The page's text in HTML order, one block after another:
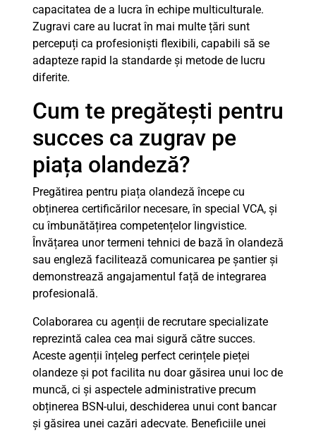
capacitatea de a lucra în echipe multiculturale.
Zugravi care au lucrat în mai multe țări sunt
percepuți ca profesioniști flexibili, capabili să se
adapteze rapid la standarde și metode de lucru
diferite.
Cum te pregătești pentru
succes ca zugrav pe
piața olandeză?
Pregătirea pentru piața olandeză începe cu
obținerea certificărilor necesare, în special VCA, și
cu îmbunătățirea competențelor lingvistice.
Învățarea unor termeni tehnici de bază în olandeză
sau engleză facilitează comunicarea pe șantier și
demonstrează angajamentul față de integrarea
profesională.
Colaborarea cu agenții de recrutare specializate
reprezintă calea cea mai sigură către succes.
Aceste agenții înțeleg perfect cerințele pieței
olandeze și pot facilita nu doar găsirea unui loc de
muncă, ci și aspectele administrative precum
obținerea BSN-ului, deschiderea unui cont bancar
și găsirea unei cazări adecvate. Beneficiile unei